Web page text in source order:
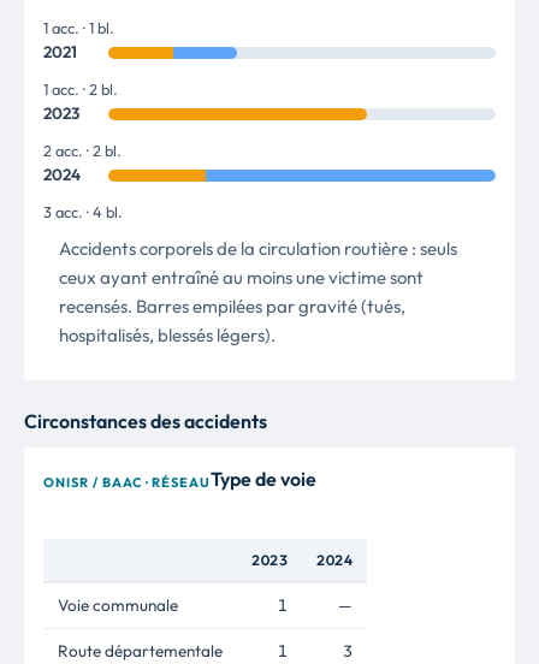
1 acc. · 1 bl.
2021
1 acc. · 2 bl.
2023
2 acc. · 2 bl.
2024
3 acc. · 4 bl.
Accidents corporels de la circulation routière : seuls
ceux ayant entraîné au moins une victime sont
recensés. Barres empilées par gravité (tués,
hospitalisés, blessés légers).
Circonstances des accidents
ONISR / BAAC · RÉSEAUType de voie
2023 2024
Voie communale 1 —
Route départementale 1 3